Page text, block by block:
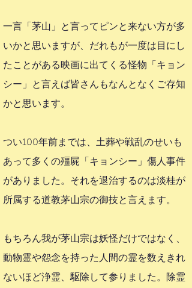
一言「茅山」と言ってピンと来ない方が多
いかと思いますが、だれもが一度は目にし
たことがある映画に出てくる怪物「キョン
シー」と言えば皆さんもなんとなくご存知
かと思います。
つい100年前までは、土葬や戦乱のせいも
あって多くの殭屍「キョンシー」傷人事件
がありました。それを退治するのは淡桂が
所属する道教茅山宗の御技と言えます。
もちろん我が茅山宗は妖怪だけではなく、
動物霊や怨念を持った人間の霊を数えきれ
ないほど浄霊、駆除して参りました。除霊